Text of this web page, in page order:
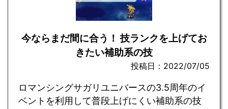
今ならまだ間に合う！ 技ランクを上げてお
きたい補助系の技
投稿日：2022/07/05
ロマンシングサガリユニバースの3.5周年のイ
ベントを利用して普段上げにくい補助系の技